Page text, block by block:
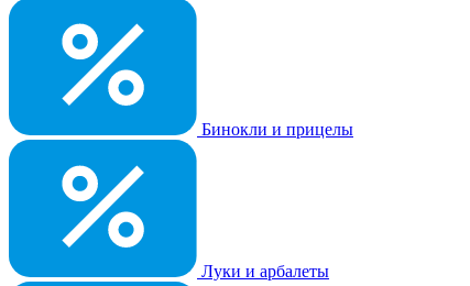
Бинокли и прицелы
Луки и арбалеты